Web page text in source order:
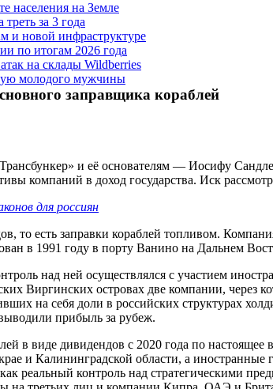
населения на Земле
за 3 года
и новой инфраструктуре
по итогам 2026 года
на склады Wildberries
молодого мужчины
заправщика кораблей
и её основателям — Иосифу
компаний в доход государства. Иск
для россиян
то есть заправки кораблей топливом.
в 1991 году в порту Ванино на Дальнем
над ней осуществлялся с участием
Виргинских островах две компании,
на себя доли в российских структурах
прибыль за рубеж.
в виде дивидендов с 2020 года по
и Калининградской области, а
реальный контроль над стратегическими